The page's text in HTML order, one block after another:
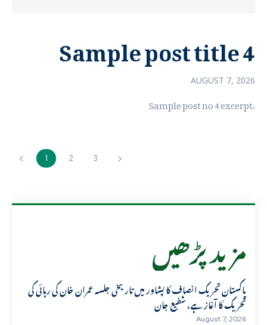
Sample post title 4
AUGUST 7, 2026
Sample post no 4 excerpt.
1 2 3
مزید پڑھیں
پاکستان تحریک انصاف کا پشاور میں تاریخی جلسہ عمران خان کی رہائی کی
تحریک کا آغاز ہے، شفیع جان
August 7, 2026